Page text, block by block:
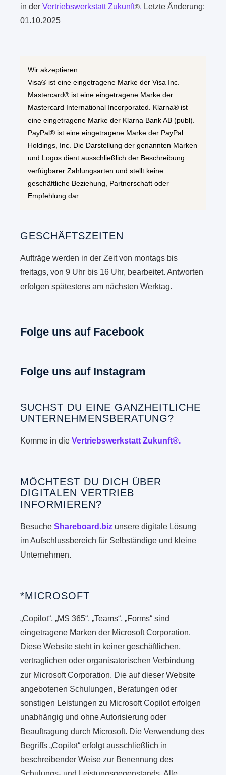
in derVertriebswerkstatt Zukunft®. Letzte Änderung:
01.10.2025
Wir akzeptieren:
Visa® ist eine eingetragene Marke der Visa Inc.
Mastercard® ist eine eingetragene Marke der
Mastercard International Incorporated. Klarna® ist
eine eingetragene Marke der Klarna Bank AB (publ).
PayPal® ist eine eingetragene Marke der PayPal
Holdings, Inc. Die Darstellung der genannten Marken
und Logos dient ausschließlich der Beschreibung
verfügbarer Zahlungsarten und stellt keine
geschäftliche Beziehung, Partnerschaft oder
Empfehlung dar.
GESCHÄFTSZEITEN
Aufträge werden in der Zeit von montags bis
freitags, von 9 Uhr bis 16 Uhr, bearbeitet. Antworten
erfolgen spätestens am nächsten Werktag.
Folge uns auf Facebook
Folge uns auf Instagram
SUCHST DU EINE GANZHEITLICHE
UNTERNEHMENSBERATUNG?
Komme in dieVertriebswerkstatt Zukunft®.
MÖCHTEST DU DICH ÜBER
DIGITALEN VERTRIEB
INFORMIEREN?
BesucheShareboard.biz unsere digitale Lösung
im Aufschlussbereich für Selbständige und kleine
Unternehmen.
*MICROSOFT
„Copilot“, „MS 365“, „Teams“, „Forms“ sind
eingetragene Marken der Microsoft Corporation.
Diese Website steht in keiner geschäftlichen,
vertraglichen oder organisatorischen Verbindung
zur Microsoft Corporation. Die auf dieser Website
angebotenen Schulungen, Beratungen oder
sonstigen Leistungen zu Microsoft Copilot erfolgen
unabhängig und ohne Autorisierung oder
Beauftragung durch Microsoft. Die Verwendung des
Begriffs „Copilot“ erfolgt ausschließlich in
beschreibender Weise zur Benennung des